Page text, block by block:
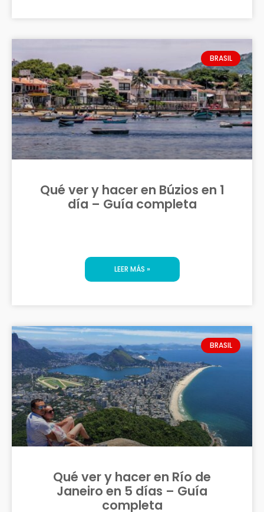
BRASIL
Qué ver y hacer en Búzios en 1
día – Guía completa
LEER MÁS »
BRASIL
Qué ver y hacer en Río de
Janeiro en 5 días – Guía
completa